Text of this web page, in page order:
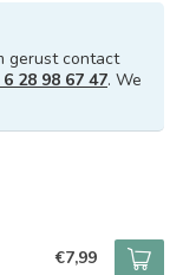
gerust contact
28 98 67 47. We
€7,99